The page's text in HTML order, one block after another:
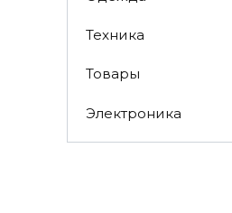
Техника
Товары
Электроника